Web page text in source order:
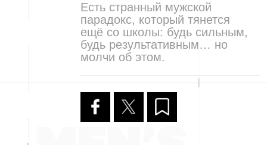
Есть странный мужской
парадокс, который тянется
ещё со школы: будь сильным,
будь результативным… но
молчи об этом.